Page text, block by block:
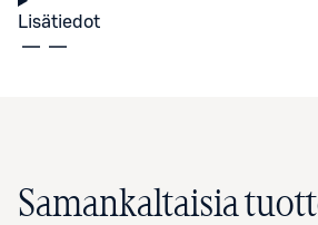
Lisätiedot
Samankaltaisia